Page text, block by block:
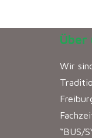
Über
Wir
“BUS/